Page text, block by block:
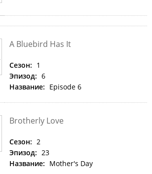
A Bluebird Has It
Сезон: 1
Эпизод: 6
Название: Episode 6
Brotherly Love
Сезон: 2
Эпизод: 23
Название: Mother's Day